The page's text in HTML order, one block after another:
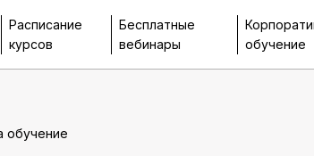
Расписание
курсов
Бесплатные
вебинары
обучение
обучение